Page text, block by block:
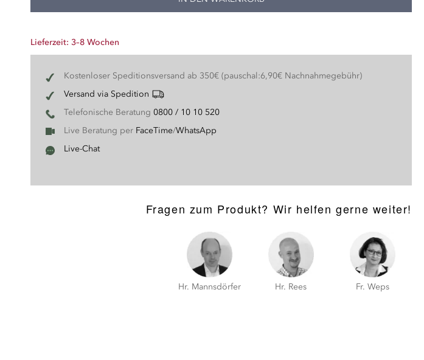
Lieferzeit: 3–8 Wochen
Kostenloser Speditionsversand ab 350€ (pauschal:6,90€ Nachnahmegebühr)
Versand via Spedition
Telefonische Beratung 0800 / 10 10 520
Live Beratung per FaceTime/WhatsApp
Live-Chat
Fragen zum Produkt? Wir helfen gerne weiter!
Hr. Mannsdörfer Hr. Rees Fr. Weps